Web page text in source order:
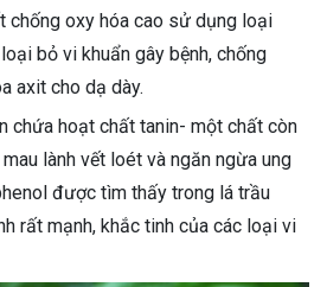
chống oxy hóa cao sử dụng loại
bỏ vi khuẩn gây bệnh, chống
axit cho dạ dày.
chứa hoạt chất tanin- một chất còn
lành vết loét và ngăn ngừa ung
được tìm thấy trong lá trầu
rất mạnh, khắc tinh của các loại vi